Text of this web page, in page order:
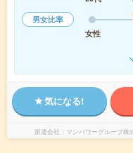
男女比率
女性
気になる!
派遣会社 マンパワーグループ